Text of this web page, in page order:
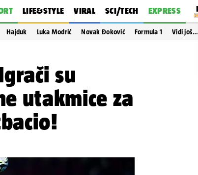
LIFE&STYLE VIRAL SCI/TECH EXPRESS
Hajduk Luka Modrić Novak Đoković Formula 1 Vidi još…
su
utakmice za